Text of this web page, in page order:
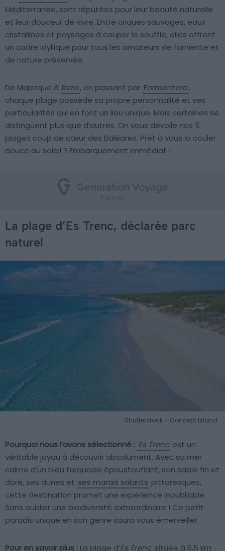
Méditerranée, sont réputées pour leur beauté naturelle
et leur douceur de vivre. Entre criques sauvages, eaux
cristallines et paysages à couper le souffle, elles offrent
un cadre idyllique pour tous les amateurs de farniente et
de nature préservée.
De Majorque à Ibiza, en passant par Formentera,
chaque plage possède sa propre personnalité et ses
particularités qui en font un lieu unique. Mais certaines se
distinguent plus que d’autres. On vous dévoile nos 5
plages coup de cœur des Baléares. Prêt à vous la couler
douce au soleil ? Embarquement immédiat !
La plage d’Es Trenc, déclarée parc
naturel
Shutterstock – Concept Island
Pourquoi nous l’avons sélectionné : Es Trenc est un
véritable joyau à découvrir absolument. Avec sa mer
calme d’un bleu turquoise époustouflant, son sable fin et
doré, ses dunes et ses marais salants pittoresques,
cette destination promet une expérience inoubliable.
Sans oublier une biodiversité extraordinaire ! Ce petit
paradis unique en son genre saura vous émerveiller.
Pour en savoir plus : La plage d’Es Trenc, située à 6,5 km